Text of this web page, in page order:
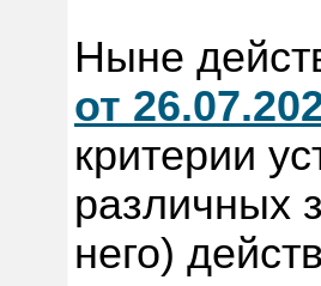
Ныне
от
критерии
различных
него)